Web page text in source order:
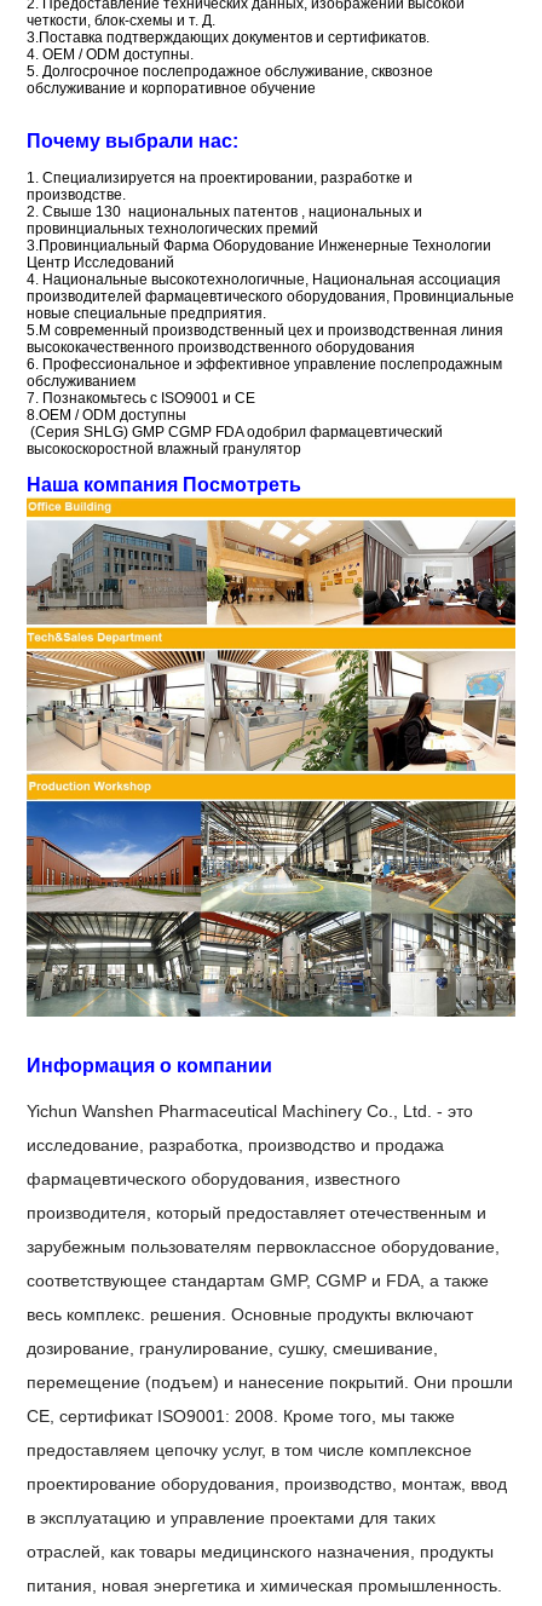
2. Предоставление технических данных, изображений высокой
четкости, блок-схемы и т. Д.
3.Поставка подтверждающих документов и сертификатов.
4. OEM / ODM доступны.
5. Долгосрочное послепродажное обслуживание, сквозное
обслуживание и корпоративное обучение
Почему выбрали нас:
1. Специализируется на проектировании, разработке и
производстве.
2. Свыше 130национальных патентов , национальных и
провинциальных технологическихпремий
3.Провинциальный Фарма Оборудование Инженерные Технологии
Центр Исследований
4. Национальныевысокотехнологичные, Национальная ассоциация
производителей фармацевтического оборудования, Провинциальные
новые специальные предприятия.
5.Mсовременный производственный цех и производственная линия
высококачественногопроизводственного оборудования
6. Профессиональное и эффективное управление послепродажным
обслуживанием
7. Познакомьтесь с ISO9001 и CE
8.OEM / ODM доступны
(Серия SHLG) GMP CGMP FDA одобрил фармацевтический
высокоскоростной влажный гранулятор
Наша компания Посмотреть
Информация о компании
Yichun Wanshen Pharmaceutical Machinery Co., Ltd. - это
исследование, разработка, производство и продажа
фармацевтического оборудования, известного
производителя, который предоставляет отечественным и
зарубежным пользователям первоклассное оборудование,
соответствующее стандартам GMP, CGMP и FDA, а также
весь комплекс. решения. Основные продукты включают
дозирование, гранулирование, сушку, смешивание,
перемещение (подъем) и нанесение покрытий. Они прошли
CE, сертификат ISO9001: 2008. Кроме того, мы также
предоставляем цепочку услуг, в том числе комплексное
проектирование оборудования, производство, монтаж, ввод
в эксплуатацию и управление проектами для таких
отраслей, как товары медицинского назначения, продукты
питания, новая энергетика и химическая промышленность.